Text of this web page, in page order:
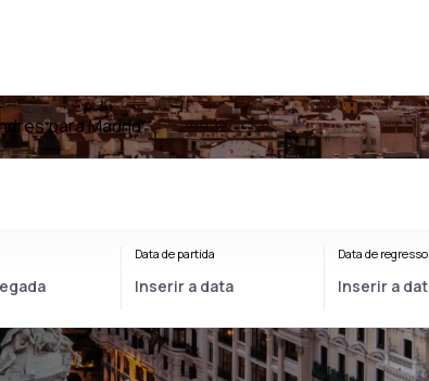
para Madrid
Data de partida Data de regresso